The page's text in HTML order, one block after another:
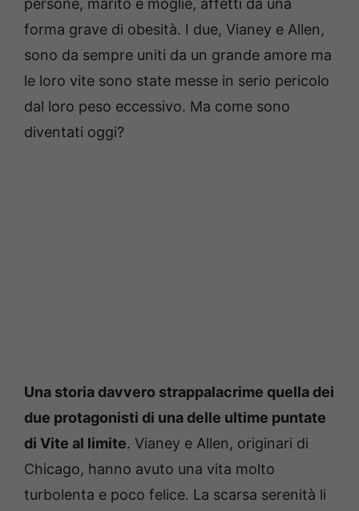
persone, marito e moglie, affetti da una
forma grave di obesità. I due, Vianey e Allen,
sono da sempre uniti da un grande amore ma
le loro vite sono state messe in serio pericolo
dal loro peso eccessivo. Ma come sono
diventati oggi?
Una storia davvero strappalacrime quella dei
due protagonisti di una delle ultime puntate
di Vite al limite. Vianey e Allen, originari di
Chicago, hanno avuto una vita molto
turbolenta e poco felice. La scarsa serenità li